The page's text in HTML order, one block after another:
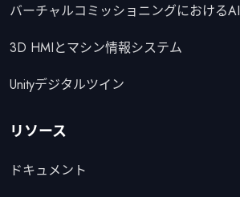
バーチャルコミッショニングにおけるAI
3D HMIとマシン情報システム
Unityデジタルツイン
リソース
ドキュメント